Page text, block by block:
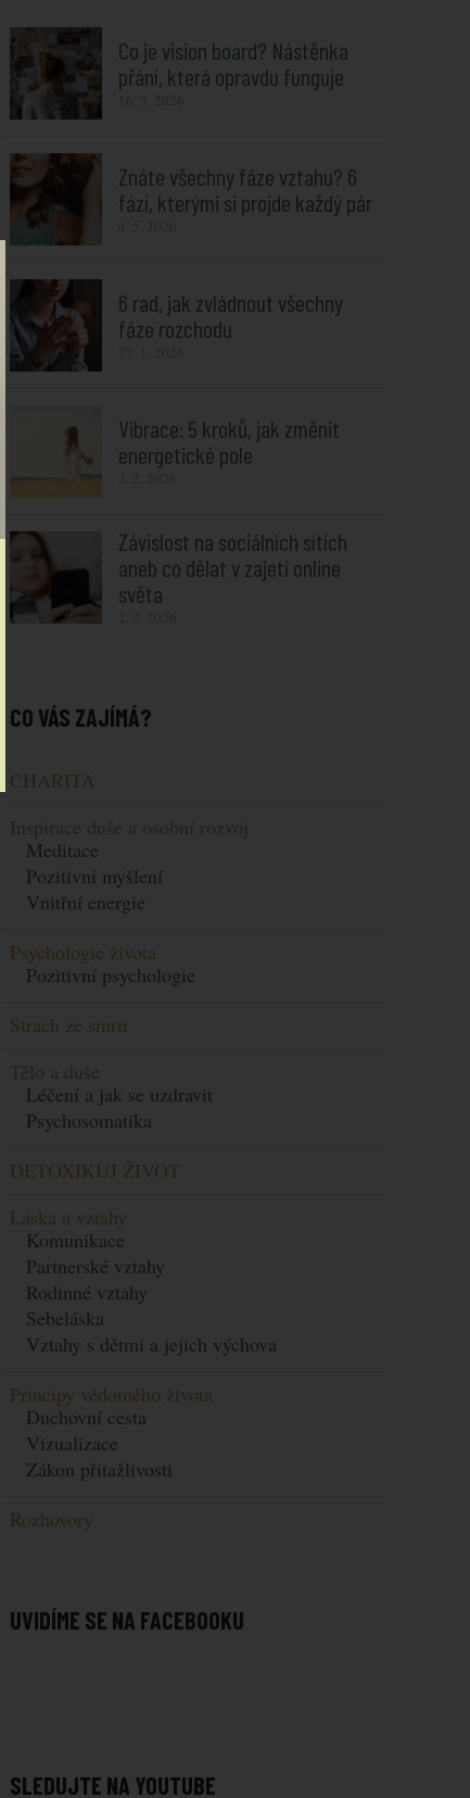
Co je vision board? Nástěnka
přání, která opravdu funguje
Znáte všechny fáze vztahu? 6
fází, kterými si projde každý pár
6 rad, jak zvládnout všechny
fáze rozchodu
Vibrace: 5 kroků, jak změnit
energetické pole
Závislost na sociálních sítích
aneb co dělat v zajetí online
světa
CO VÁS ZAJÍMÁ?
CHARITA
Inspirace duše a osobní rozvoj
Meditace
Pozitivní myšlení
Vnitřní energie
Psychologie života
Pozitivní psychologie
Strach ze smrti
Tělo a duše
Léčení a jak se uzdravit
Psychosomatika
DETOXIKUJ ŽIVOT
Láska a vztahy
Komunikace
Partnerské vztahy
Rodinné vztahy
Sebeláska
Vztahy s dětmi a jejich výchova
Principy vědomého života
Duchovní cesta
Vizualizace
Zákon přitažlivosti
Rozhovory
UVIDÍME SE NA FACEBOOKU
SLEDUJTE NA YOUTUBE